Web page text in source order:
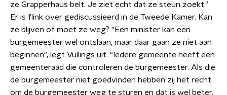
ze Grapperhaus belt. Je ziet echt dat ze steun zoekt."
Er is flink over gediscussieerd in de Tweede Kamer. Kan
ze blijven of moet ze weg? "Een minister kan een
burgemeester wel ontslaan, maar daar gaan ze niet aan
beginnen", legt Vullings uit. "Iedere gemeente heeft een
gemeenteraad die controleren de burgemeester. Als die
de burgemeester niet goedvinden hebben zij het recht
om de burgemeester weg te sturen en dat is wel beter.